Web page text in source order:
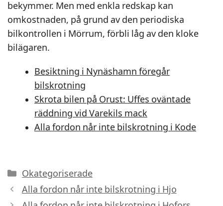
bekymmer. Men med enkla redskap kan
omkostnaden, på grund av den periodiska
bilkontrollen i Mörrum, förbli låg av den kloke
bilägaren.
Besiktning i Nynäshamn föregår
bilskrotning
Skrota bilen på Orust: Uffes oväntade
räddning vid Varekils mack
Alla fordon når inte bilskrotning i Kode
Kategorier
Okategoriserade
Alla fordon når inte bilskrotning i Hjo